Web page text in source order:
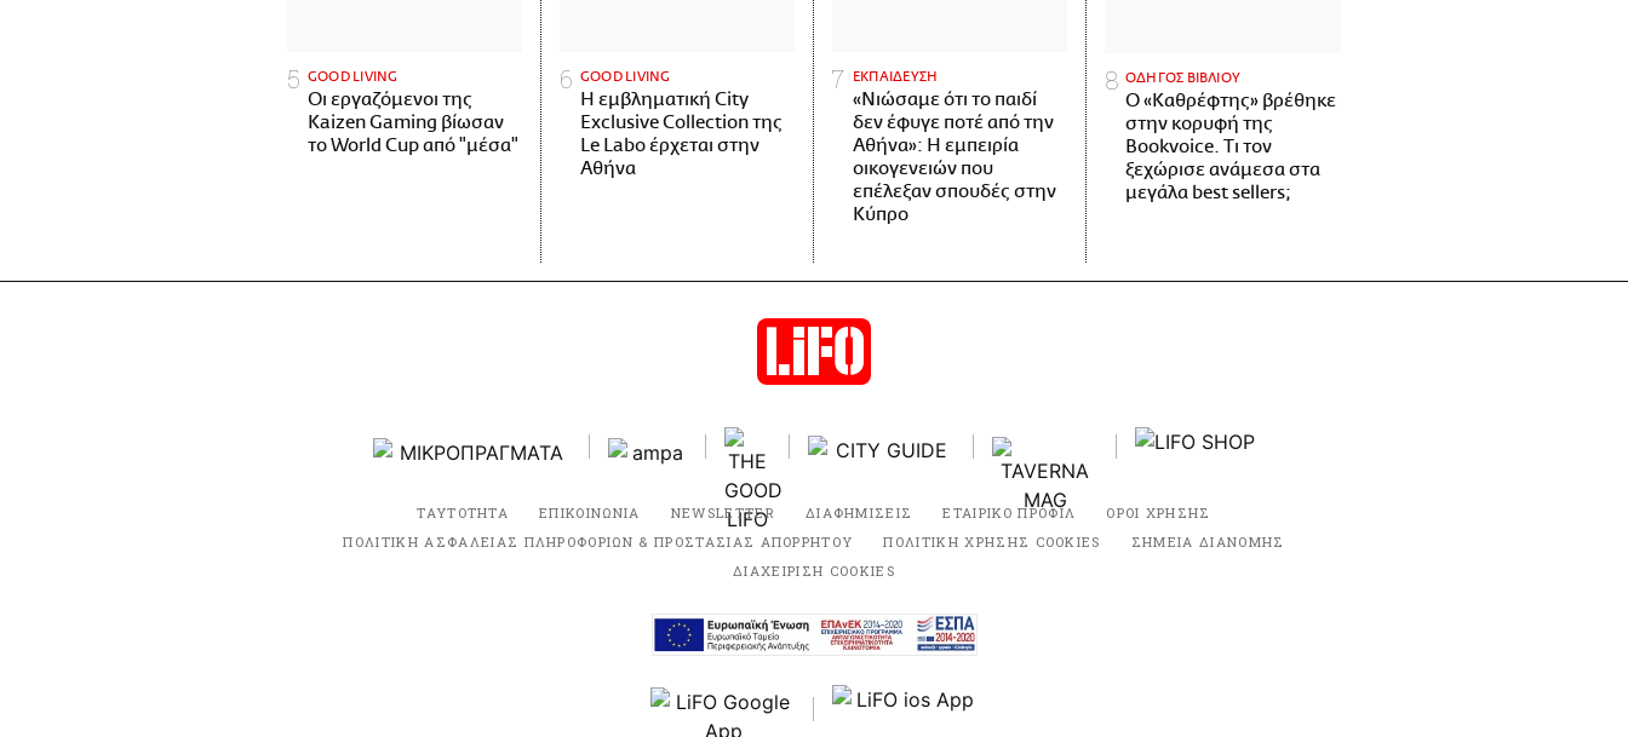
GOOD LIVING
Οι εργαζόμενοι της
Kaizen Gaming βίωσαν
το World Cup από "μέσα"
GOOD LIVING
Η εμβληματική City
Exclusive Collection της
Le Labo έρχεται στην
Αθήνα
ΕΚΠΑΙΔΕΥΣΗ
«Νιώσαμε ότι το παιδί
δεν έφυγε ποτέ από την
Αθήνα»: Η εμπειρία
οικογενειών που
επέλεξαν σπουδές στην
Κύπρο
ΟΔΗΓΟΣ ΒΙΒΛΙΟΥ
Ο «Καθρέφτης» βρέθηκε
στην κορυφή της
Bookvoice. Τι τον
ξεχώρισε ανάμεσα στα
μεγάλα best sellers;
ΤΑΥΤΟΤΗΤΑ ΕΠΙΚΟΙΝΩΝΙΑ NEWSLETTER ΔΙΑΦΗΜΙΣΕΙΣ ΕΤΑΙΡΙΚΟ ΠΡΟΦΙΛ
ΟΡΟΙ ΧΡΗΣΗΣ
ΠΟΛΙΤΙΚΗ ΑΣΦΑΛΕΙΑΣ ΠΛΗΡΟΦΟΡΙΩΝ & ΠΡΟΣΤΑΣΙΑΣ ΑΠΟΡΡΗΤΟΥ
ΠΟΛΙΤΙΚΗ ΧΡΗΣΗΣ COOKIES
ΣΗΜΕΙΑ ΔΙΑΝΟΜΗΣ
ΔΙΑΧΕΙΡΙΣΗ COOKIES